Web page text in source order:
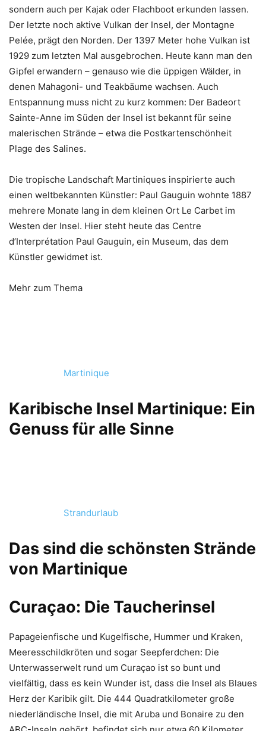
sondern auch per Kajak oder Flachboot erkunden lassen.
Der letzte noch aktive Vulkan der Insel, der Montagne
Pelée, prägt den Norden. Der 1397 Meter hohe Vulkan ist
1929 zum letzten Mal ausgebrochen. Heute kann man den
Gipfel erwandern – genauso wie die üppigen Wälder, in
denen Mahagoni- und Teakbäume wachsen. Auch
Entspannung muss nicht zu kurz kommen: Der Badeort
Sainte-Anne im Süden der Insel ist bekannt für seine
malerischen Strände – etwa die Postkartenschönheit
Plage des Salines.
Die tropische Landschaft Martiniques inspirierte auch
einen weltbekannten Künstler: Paul Gauguin wohnte 1887
mehrere Monate lang in dem kleinen Ort Le Carbet im
Westen der Insel. Hier steht heute das Centre
d’Interprétation Paul Gauguin, ein Museum, das dem
Künstler gewidmet ist.
Mehr zum Thema
Martinique
Karibische Insel Martinique: Ein
Genuss für alle Sinne
Strandurlaub
Das sind die schönsten Strände
von Martinique
Curaçao: Die Taucherinsel
Papageienfische und Kugelfische, Hummer und Kraken,
Meeresschildkröten und sogar Seepferdchen: Die
Unterwasserwelt rund um Curaçao ist so bunt und
vielfältig, dass es kein Wunder ist, dass die Insel als Blaues
Herz der Karibik gilt. Die 444 Quadratkilometer große
niederländische Insel, die mit Aruba und Bonaire zu den